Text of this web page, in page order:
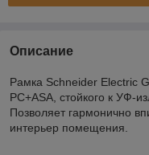
Описание
Рамка Schneider Electric
PС+ASA, стойкого к УФ-
Позволяет гармонично
интерьер помещения.